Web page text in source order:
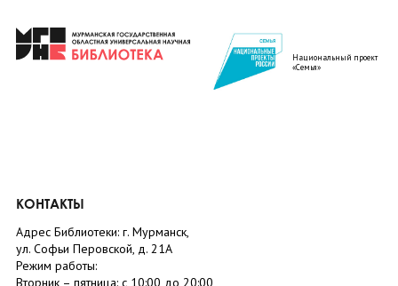
Национальный проект
«Семья»
КОНТАКТЫ
Адрес Библиотеки: г. Мурманск,
ул. Софьи Перовской, д. 21А
Режим работы:
Вторник – пятница: с 10:00 до 20:00